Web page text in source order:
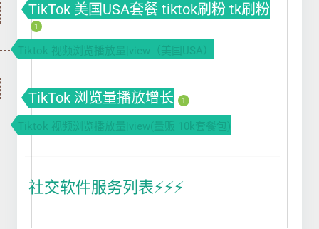
TikTok 美国USA套餐 tiktok刷粉 tk刷粉
1
Tiktok 视频浏览播放量|view（美国USA）
TikTok 浏览量播放增长 1
Tiktok 视频浏览播放量|view(量贩 10k套餐包)
社交软件服务列表⚡️⚡️⚡️